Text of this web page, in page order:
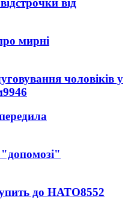
від
мирні
чоловіків у
9946
до НАТО8552